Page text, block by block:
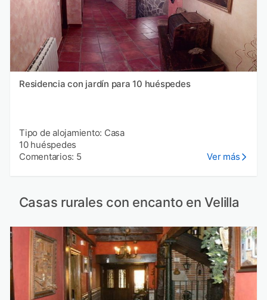
Residencia con jardín para 10 huéspedes
Tipo de alojamiento: Casa
10 huéspedes
Comentarios: 5
Ver más
Casas rurales con encanto en Velilla